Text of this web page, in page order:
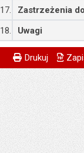
17.
Zastrzeżenia
18.
Uwagi
Metryczka
Odpowiedzialny
Powiadom
Drukuj